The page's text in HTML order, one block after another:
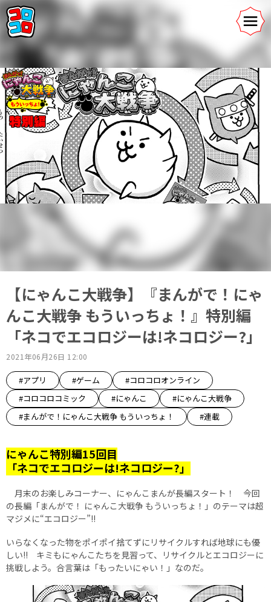
【にゃんこ大戦争】『まんがで！にゃ
んこ大戦争 もういっちょ！』特別編
「ネコでエコロジーは!ネコロジー?」
2021年06月26日 12:00
#アプリ #ゲーム
#コロコロオンライン
#コロコロコミック
#にゃんこ
#にゃんこ大戦争
#まんがで！にゃんこ大戦争 もういっちょ！
#連載
にゃんこ特別編15回目
「ネコでエコロジーは!ネコロジー?」
月末のお楽しみコーナー、にゃんこまんが長編スタート！ 今回
の長編「まんがで！ にゃんこ大戦争 もういっちょ！」のテーマは超
マジメに“エコロジー”!!
いらなくなった物をポイポイ捨てずにリサイクルすれば地球にも優
しい!! キミもにゃんこたちを見習って、リサイクルとエコロジーに
挑戦しよう。合言葉は「もったいにゃい！」なのだ。